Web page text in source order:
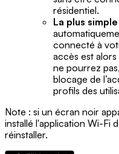
résidentiel.
La plus
connecté à
accès est
ne pourrez
blocage de
profils des
Note : si un écran noir
installé l'application Wi-Fi
réinstaller.